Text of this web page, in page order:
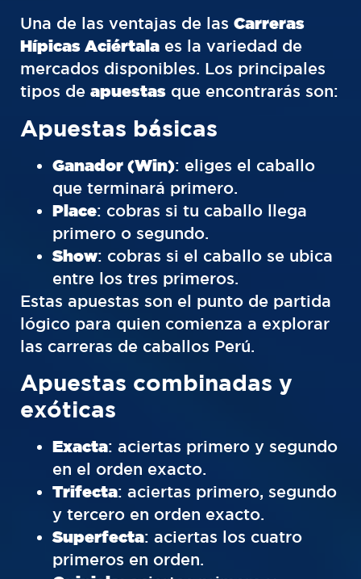
Una de las ventajas de las Carreras
Hípicas Aciértala es la variedad de
mercados disponibles. Los principales
tipos de apuestas que encontrarás son:
Apuestas básicas
Ganador (Win): eliges el caballo
que terminará primero.
Place: cobras si tu caballo llega
primero o segundo.
Show: cobras si el caballo se ubica
entre los tres primeros.
Estas apuestas son el punto de partida
lógico para quien comienza a explorar
las carreras de caballos Perú.
Apuestas combinadas y
exóticas
Exacta: aciertas primero y segundo
en el orden exacto.
Trifecta: aciertas primero, segundo
y tercero en orden exacto.
Superfecta: aciertas los cuatro
primeros en orden.